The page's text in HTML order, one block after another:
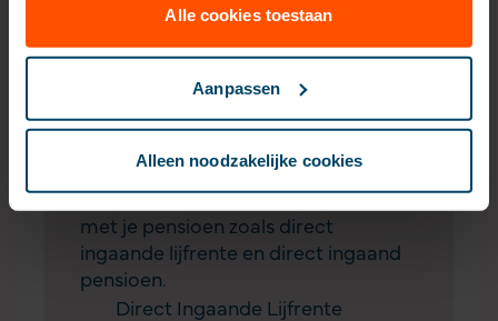
Alle cookies toestaan
Aanpassen
Alleen noodzakelijke cookies
Aanvullend pensioen
uitkeren
met je pensioen zoals direct
ingaande lijfrente en direct ingaand
pensioen.
Direct Ingaande Lijfrente